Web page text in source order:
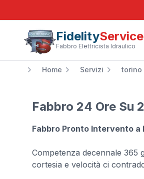
FidelityService
Fabbro Elettricista Idraulico
Home Servizi torino
Fabbro 24 Ore Su
Fabbro Pronto Intervento a
Competenza decennale
cortesia e velocità ci